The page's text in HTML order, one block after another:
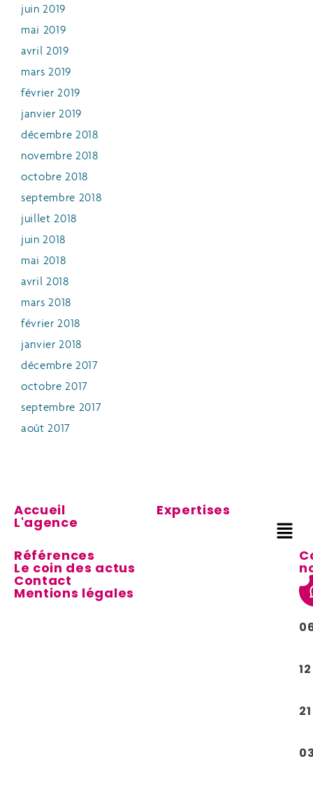
juin 2019
mai 2019
avril 2019
mars 2019
février 2019
janvier 2019
décembre 2018
novembre 2018
octobre 2018
septembre 2018
juillet 2018
juin 2018
mai 2018
avril 2018
mars 2018
février 2018
janvier 2018
décembre 2017
octobre 2017
septembre 2017
août 2017
Accueil
L'agence
Expertises
Références
Le coin des actus
Contact
Mentions légales
12
21